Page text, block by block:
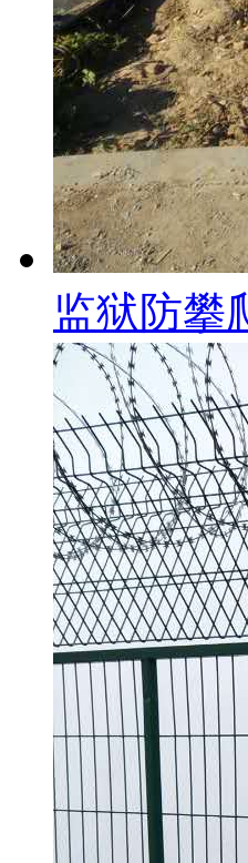
监狱防攀